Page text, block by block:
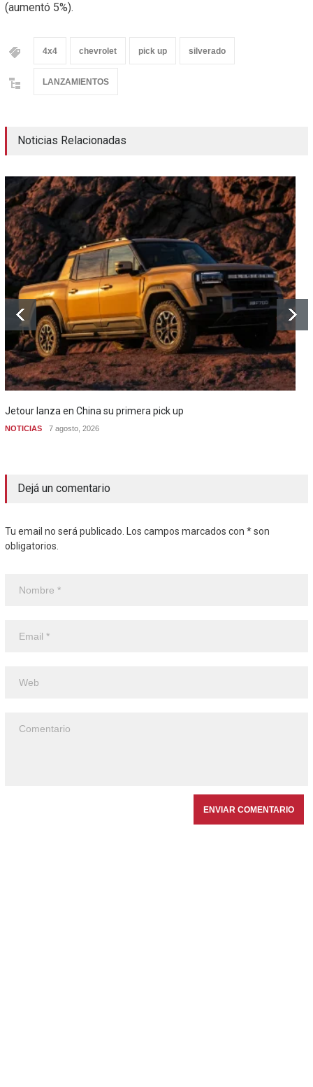
(aumentó 5%).
4x4 chevrolet pick up silverado
LANZAMIENTOS
Noticias Relacionadas
Jetour lanza en China su primera pick up
NOTICIAS 7 agosto, 2026
Dejá un comentario
Tu email no será publicado. Los campos marcados con * son
obligatorios.